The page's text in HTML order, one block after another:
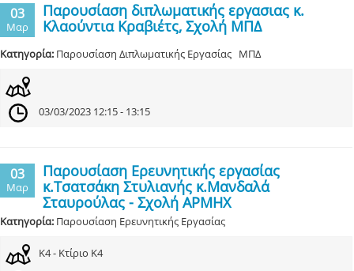
03
Μαρ
Παρουσίαση διπλωματικής εργασιας κ.
Κλαούντια Κραβιέτς, Σχολή ΜΠΔ
Κατηγορία: Παρουσίαση Διπλωματικής Εργασίας ΜΠΔ
03/03/2023 12:15 - 13:15
03
Μαρ
Παρουσίαση Ερευνητικής εργασίας
κ.Τσατσάκη Στυλιανής κ.Μανδαλά
Σταυρούλας - Σχολή ΑΡΜΗΧ
Κατηγορία: Παρουσίαση Ερευνητικής Εργασίας
Κ4 - Κτίριο Κ4